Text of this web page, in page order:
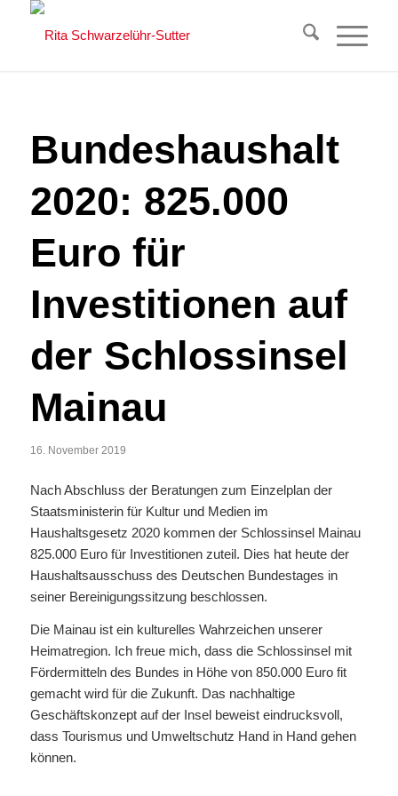
Bundeshaushalt
2020: 825.000
Euro für
Investitionen auf
der Schlossinsel
Mainau
16. November 2019
Nach Abschluss der Beratungen zum Einzelplan der
Staatsministerin für Kultur und Medien im
Haushaltsgesetz 2020 kommen der Schlossinsel Mainau
825.000 Euro für Investitionen zuteil. Dies hat heute der
Haushaltsausschuss des Deutschen Bundestages in
seiner Bereinigungssitzung beschlossen.
Die Mainau ist ein kulturelles Wahrzeichen unserer
Heimatregion. Ich freue mich, dass die Schlossinsel mit
Fördermitteln des Bundes in Höhe von 850.000 Euro fit
gemacht wird für die Zukunft. Das nachhaltige
Geschäftskonzept auf der Insel beweist eindrucksvoll,
dass Tourismus und Umweltschutz Hand in Hand gehen
können.